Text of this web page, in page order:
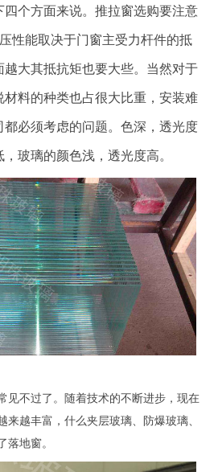
个方面来说。推拉窗选购要注意
性能取决于门窗主受力杆件的抵
大其抵抗矩也要大些。当然对于
料的种类也占很大比重，安装难
必须考虑的问题。色深，透光度
玻璃的颜色浅，透光度高。
见不过了。随着技术的不断进步，现在
越丰富，什么夹层玻璃、防爆玻璃、
地窗。